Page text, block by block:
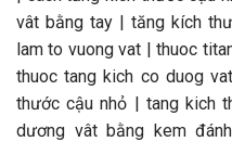
vât bằng tay | tăng kích
lam to vuong vat | thuoc
thuoc tang kich co duog
thước cậu nhỏ | tang kich
dương vât bằng kem